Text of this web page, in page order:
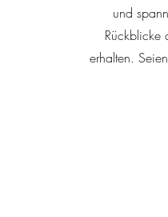
und
Rückblicke
erhalten.